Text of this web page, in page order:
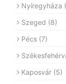
Nyíregyháza
Szeged (8)
Pécs (7)
Kaposvár (5)